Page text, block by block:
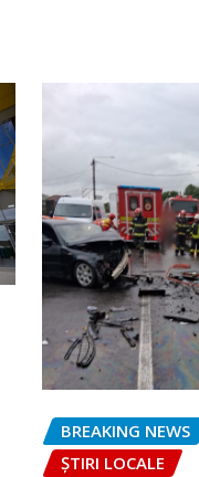
BREAKING NEWS
ȘTIRI LOCALE